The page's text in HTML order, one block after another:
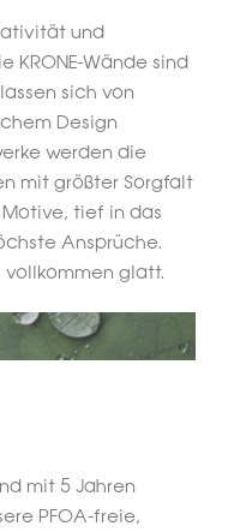
und
KRONE-Wände sind
sich von
Design
werden die
mit größter Sorgfalt
tief in das
Ansprüche.
glatt.
mit 5 Jahren
PFOA-freie,